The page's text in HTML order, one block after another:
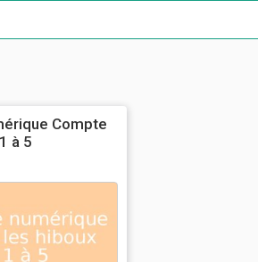
Compte
à 5